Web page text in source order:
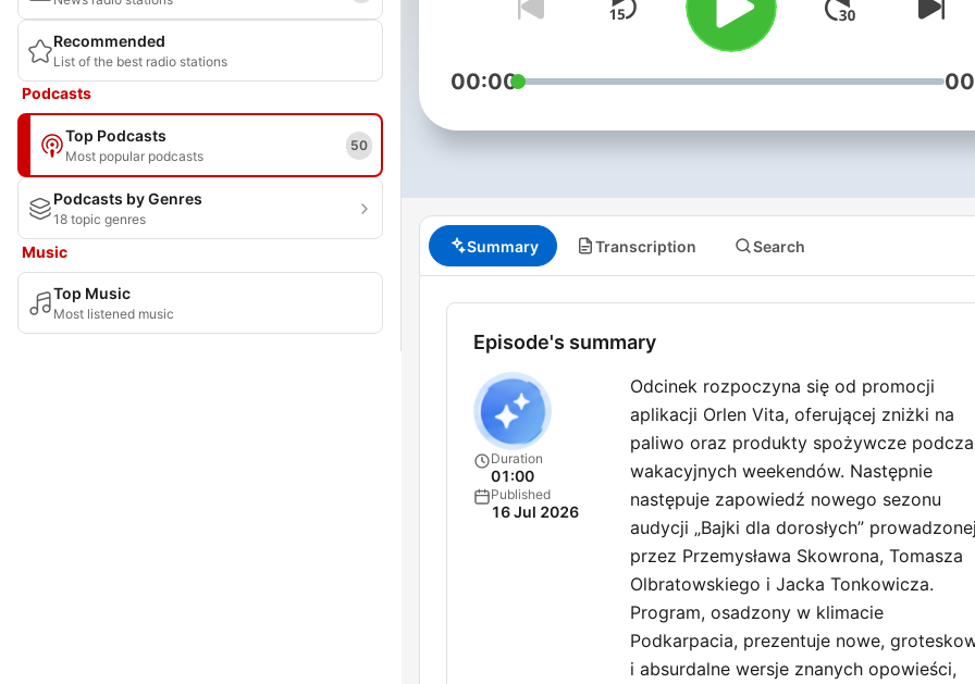
Recommended
List of the best radio stations
Podcasts
Top Podcasts
Most popular podcasts
50
Podcasts by Genres
18 topic genres
Music
Top Music
Most listened music
bo od ciągłego chichotu
zaschnie ci w gardle!
co czwartek o godz. 9:00.
00:00
Summary Transcription Search
Episode's summary
Duration
01:00
Published
16 Jul 2026
Odcinek rozpoczyna się od promocji
aplikacji Orlen Vita, oferującej zniżki na
paliwo oraz produkty spożywcze
wakacyjnych weekendów. Następnie
następuje zapowiedź nowego sezonu
audycji „Bajki dla dorosłych” prowadzonej
przez Przemysława Skowrona, Tomasza
Olbratowskiego i Jacka Tonkowicza.
Program, osadzony w klimacie
Podkarpacia, prezentuje nowe,
i absurdalne wersje znanych opowieści,